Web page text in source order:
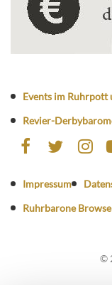
Events im Ruhrpott
Revier-
Impressum
Ruhrbarone
©